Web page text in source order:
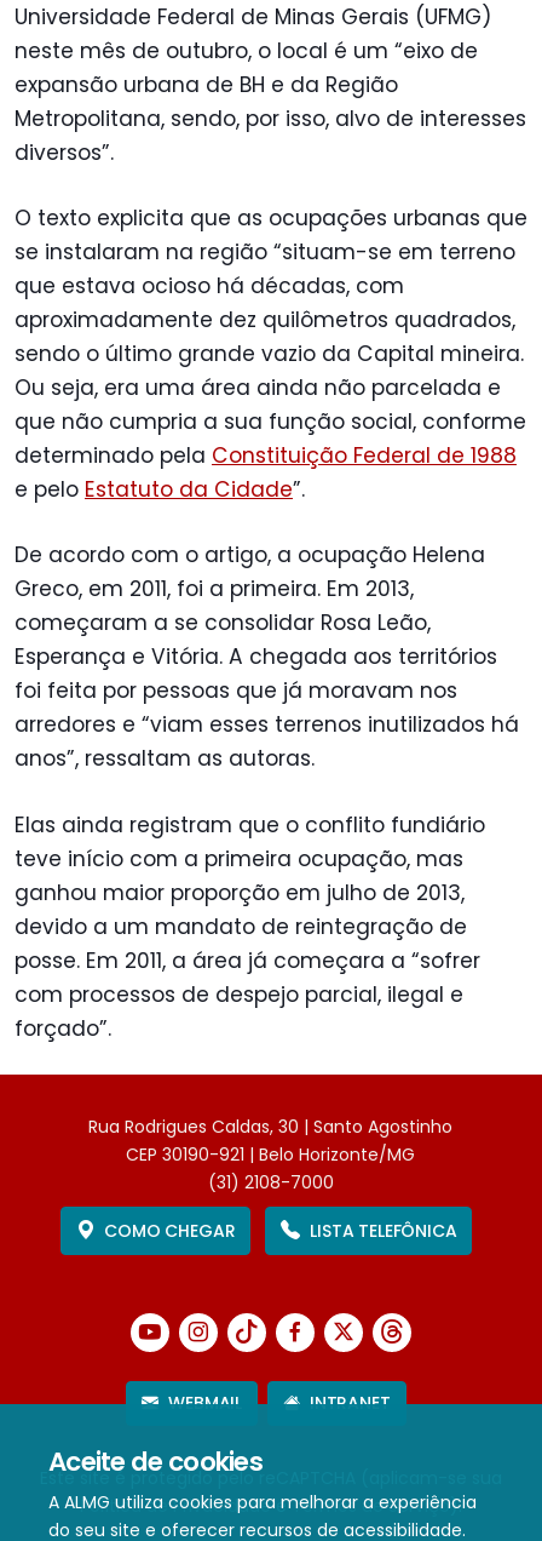
Aceite de cookies
A ALMG utiliza cookies para melhorar a experiência
do seu site e oferecer recursos de acessibilidade.
Universidade Federal de Minas Gerais (UFMG)
neste mês de outubro, o local é um “eixo de
expansão urbana de BH e da Região
Metropolitana, sendo, por isso, alvo de interesses
diversos”.
O texto explicita que as ocupações urbanas que
se instalaram na região “situam-se em terreno
que estava ocioso há décadas, com
aproximadamente dez quilômetros quadrados,
sendo o último grande vazio da Capital mineira.
Ou seja, era uma área ainda não parcelada e
que não cumpria a sua função social, conforme
determinado pela Constituição Federal de 1988
e pelo Estatuto da Cidade”.
De acordo com o artigo, a ocupação Helena
Greco, em 2011, foi a primeira. Em 2013,
começaram a se consolidar Rosa Leão,
Esperança e Vitória. A chegada aos territórios
foi feita por pessoas que já moravam nos
arredores e “viam esses terrenos inutilizados há
anos”, ressaltam as autoras.
Elas ainda registram que o conflito fundiário
teve início com a primeira ocupação, mas
ganhou maior proporção em julho de 2013,
devido a um mandato de reintegração de
posse. Em 2011, a área já começara a “sofrer
com processos de despejo parcial, ilegal e
forçado”.
Rua Rodrigues Caldas, 30 | Santo Agostinho
CEP 30190-921 | Belo Horizonte/MG
(31) 2108-7000
COMO CHEGAR
LISTA TELEFÔNICA
WEBMAIL INTRANET
Este site é protegido pelo reCAPTCHA (aplicam-se sua
Política de PrivacidadeeTermos de Serviço).